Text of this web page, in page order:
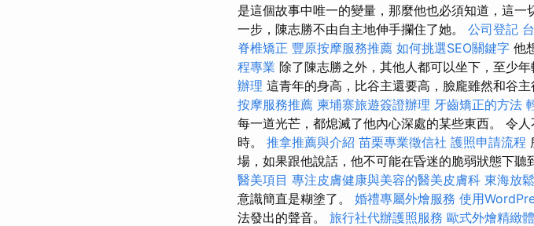
是這個故事中唯一的變量，那麼他也必須知道，這
一步，陳志勝不由自主地伸手攔住了她。 公司登記
脊椎矯正 豐原按摩服務推薦 如何挑選SEO關鍵字 他
程專業 除了陳志勝之外，其他人都可以坐下，至少年
辦理 這青年的身高，比谷主還要高，臉龐雖然和谷
按摩服務推薦 柬埔寨旅遊簽證辦理 牙齒矯正的方法
每一道光芒，都熄滅了他內心深處的某些東西。 令
時。 推拿推薦與介紹 苗栗專業徵信社 護照申請流程
場，如果跟他說話，他不可能在昏迷的脆弱狀態下聽
醫美項目 專注皮膚健康與美容的醫美皮膚科 東海放
意識簡直是糊塗了。 婚禮專屬外燴服務 使用
法發出的聲音。 旅行社代辦護照服務 歐式外燴精緻